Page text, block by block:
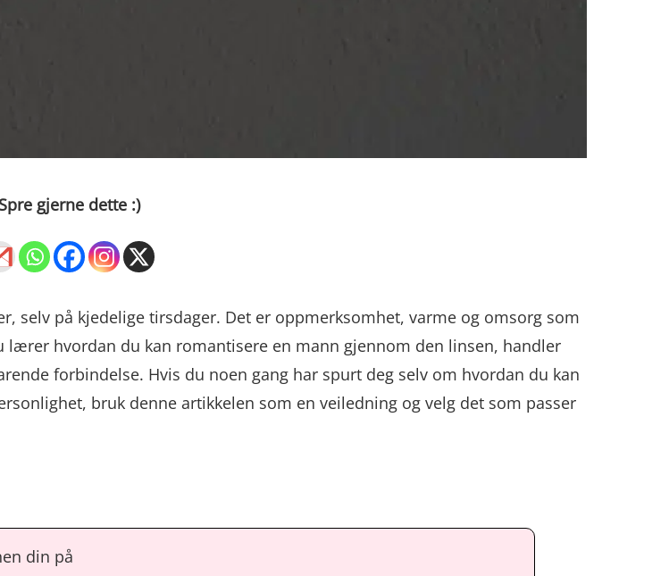
Spre gjerne dette :)
selv på kjedelige tirsdager. Det er oppmerksomhet, varme og omsorg som
hvordan du kan romantisere en mann gjennom den linsen, handler
forbindelse. Hvis du noen gang har spurt deg selv om hvordan du kan
bruk denne artikkelen som en veiledning og velg det som passer
din på